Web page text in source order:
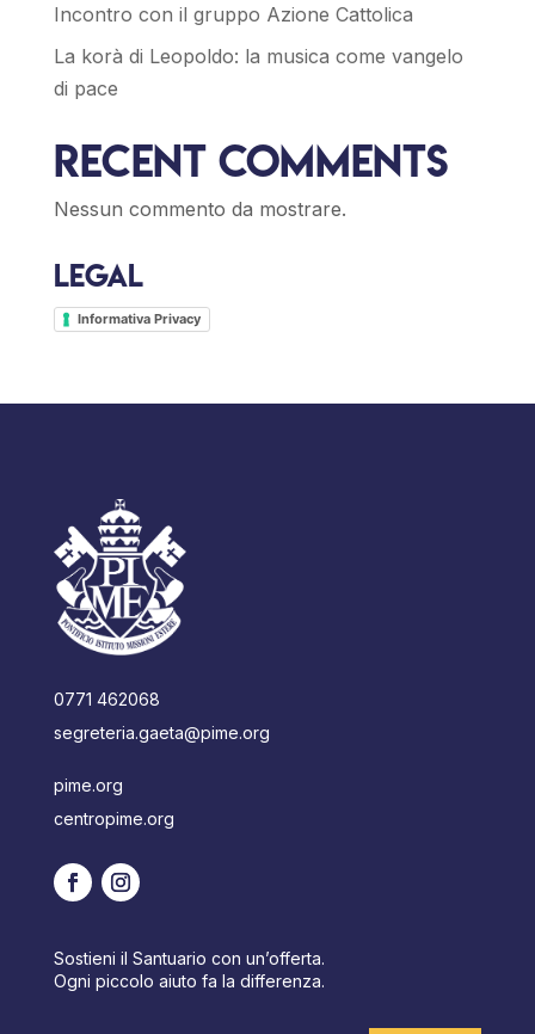
Incontro con il gruppo Azione Cattolica
La korà di Leopoldo: la musica come vangelo
di pace
Recent Comments
Nessun commento da mostrare.
Legal
Informativa Privacy
0771 462068
segreteria.gaeta@pime.org
pime.org
centropime.org
Sostieni il Santuario con un’offerta.
Ogni piccolo aiuto fa la differenza.